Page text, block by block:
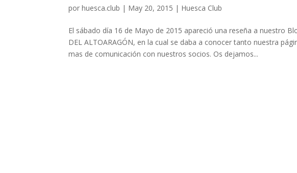
porhuesca.club | May 20, 2015 | Huesca Club
El sábado día 16 de Mayo de 2015 apareció una reseña a nuestro
DEL ALTOARAGÓN, en la cual se daba a conocer tanto nuestra
mas de comunicación con nuestros socios. Os dejamos...